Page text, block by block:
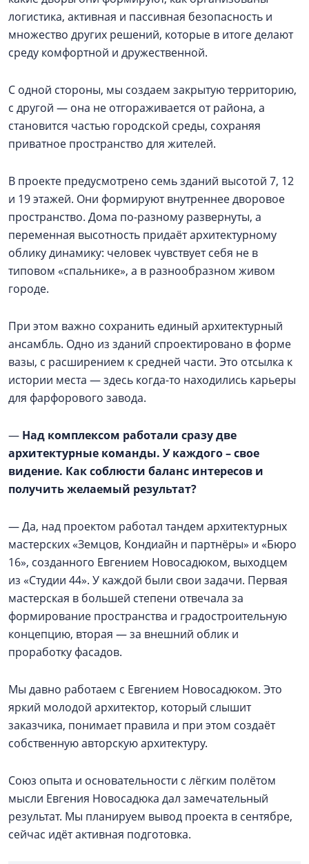
логистика, активная и пассивная безопасность и
множество других решений, которые в итоге делают
среду комфортной и дружественной.
С одной стороны, мы создаем закрытую территорию,
с другой — она не отгораживается от района, а
становится частью городской среды, сохраняя
приватное пространство для жителей.
В проекте предусмотрено семь зданий высотой 7, 12
и 19 этажей. Они формируют внутреннее дворовое
пространство. Дома по-разному развернуты, а
переменная высотность придаёт архитектурному
облику динамику: человек чувствует себя не в
типовом «спальнике», а в разнообразном живом
городе.
При этом важно сохранить единый архитектурный
ансамбль. Одно из зданий спроектировано в форме
вазы, с расширением к средней части. Это отсылка к
истории места — здесь когда-то находились карьеры
для фарфорового завода.
— Над комплексом работали сразу две
архитектурные команды. У каждого – свое
видение. Как соблюсти баланс интересов и
получить желаемый результат?
— Да, над проектом работал тандем архитектурных
мастерских «Земцов, Кондиайн и партнёры» и «Бюро
16», созданного Евгением Новосадюком, выходцем
из «Студии 44». У каждой были свои задачи. Первая
мастерская в большей степени отвечала за
формирование пространства и градостроительную
концепцию, вторая — за внешний облик и
проработку фасадов.
Мы давно работаем с Евгением Новосадюком. Это
яркий молодой архитектор, который слышит
заказчика, понимает правила и при этом создаёт
собственную авторскую архитектуру.
Союз опыта и основательности с лёгким полётом
мысли Евгения Новосадюка дал замечательный
результат. Мы планируем вывод проекта в сентябре,
сейчас идёт активная подготовка.